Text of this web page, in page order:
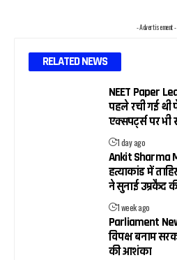
- Advertisement -
RELATED NEWS
NEET Paper
पहले रची गई थी
एक्सपर्ट्स पर भी
1 day ago
Ankit Sharma
हत्याकांड में
ने सुनाई उम्रकैद
1 week ago
Parliament
विपक्ष बनाम
की आशंका